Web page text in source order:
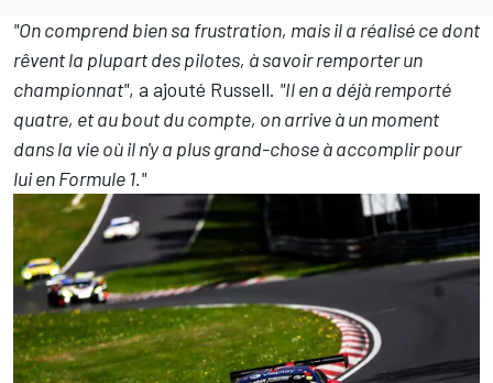
"On comprend bien sa frustration, mais il a réalisé ce dont
rêvent la plupart des pilotes, à savoir remporter un
championnat", a ajouté Russell. "Il en a déjà remporté
quatre, et au bout du compte, on arrive à un moment
dans la vie où il n'y a plus grand-chose à accomplir pour
lui en Formule 1."